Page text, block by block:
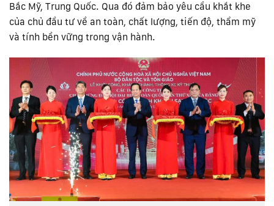
Bắc Mỹ, Trung Quốc. Qua đó đảm bảo yêu cầu khắt khe
của chủ đầu tư về an toàn, chất lượng, tiến độ, thẩm mỹ
và tính bền vững trong vận hành.